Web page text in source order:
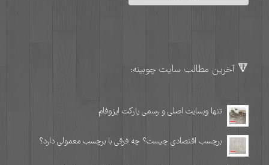
🔻 آخرین مطالب سایت چوبینه:
تنها وبسایت اصلی و رسمی پارکت ایزوفام
برچسب اقتصادی چیست؟ چه فرقی با برچسب معمولی دارد؟